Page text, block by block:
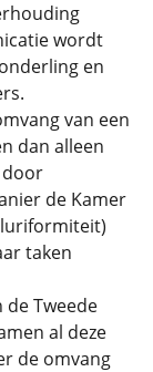
wordt
en
van een
dan alleen
door
de Kamer
taken
de Tweede
al deze
de omvang